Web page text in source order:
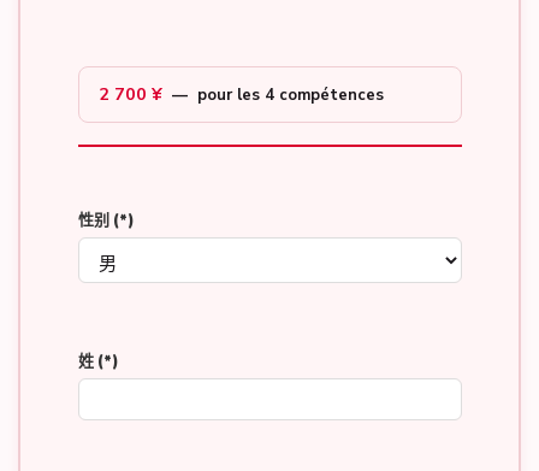
2 700 ¥— pour les 4 compétences
性别 (*)
姓 (*)